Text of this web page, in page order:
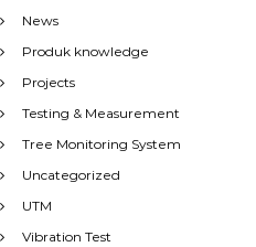
News
Produk knowledge
Projects
Testing & Measurement
Tree Monitoring System
Uncategorized
UTM
Vibration Test